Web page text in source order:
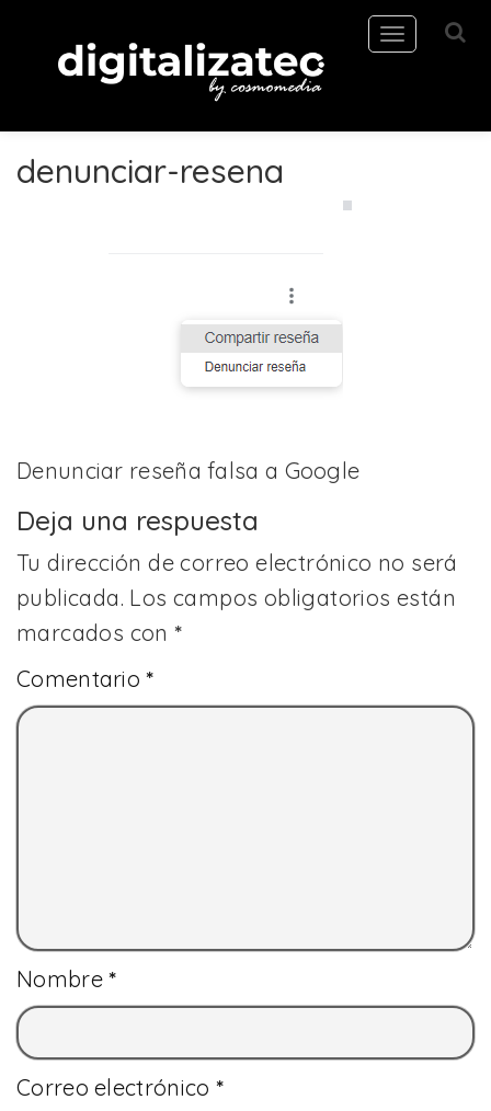
Toggle
navigation
denunciar-resena
Denunciar reseña falsa a Google
Deja una respuesta
Tu dirección de correo electrónico no será
publicada. Los campos obligatorios están
marcados con*
Comentario*
Nombre*
Correo electrónico *